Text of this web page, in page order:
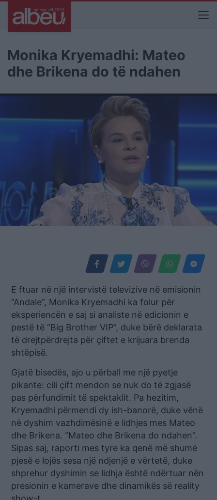
Monika Kryemadhi: Mateo
dhe Brikena do të ndahen
E ftuar në një intervistë televizive në emisionin
“Andale”, Monika Kryemadhi ka folur për
eksperiencën e saj si analiste në edicionin e
pestë të “Big Brother VIP”, duke bërë deklarata
të drejtpërdrejta për çiftet e krijuara brenda
shtëpisë.
Gjatë bisedës, ajo u përball me një pyetje
pikante: cili çift mendon se nuk do të zgjasë
pas përfundimit të spektaklit. Pa hezitim,
Kryemadhi përmendi dy ish-banorë, duke vënë
në dyshim vazhdimësinë e lidhjes mes Mateo
dhe Brikena. “Mateo dhe Brikena do ndahen”.
Sipas saj, raporti mes tyre ka qenë më shumë
pjesë e lojës sesa një ndjenjë e vërtetë, duke
shprehur dyshimin se lidhja është ndërtuar nën
presionin e kamerave dhe dinamikës së reality